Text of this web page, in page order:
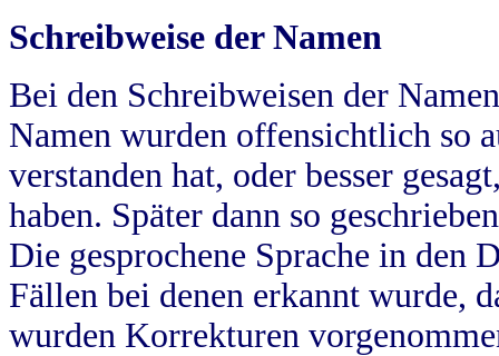
Schreibweise der Namen
Bei den Schreibweisen der
Namen wurden offensichtlich so
verstanden hat, oder besser
haben. Später dann so
Die gesprochene Sprache in
Fällen bei denen erkannt wurde,
wurden Korrekturen